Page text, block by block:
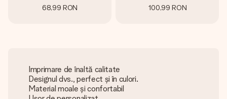
68,99 RON 100,99 RON
Imprimare de înaltă calitate
Designul dvs., perfect și în culori.
Material moale și confortabil